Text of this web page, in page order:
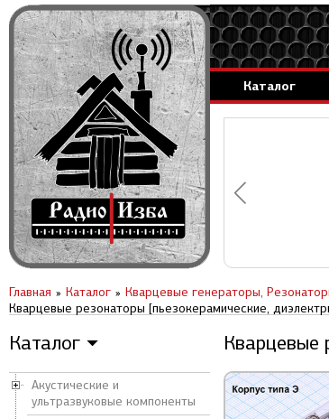
Каталог
генераторы.
за 1 день.
Каталог ▼
Акустические и
ультразвуковые компоненты
Кварцевые
Главная Каталог Кварцевые генераторы,
Кварцевые резонаторы [пьезокерамические,